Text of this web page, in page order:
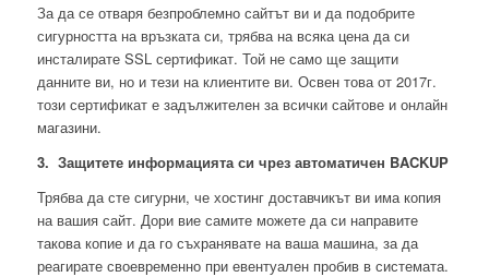
За да се отваря безпроблемно сайтът ви и да подобрите
сигурността на връзката си, трябва на всяка цена да си
инсталирате SSL сертификат. Той не само ще защити
данните ви, но и тези на клиентите ви. Освен това от 2017г.
този сертификат е задължителен за всички сайтове и онлайн
магазини.
3. Защитете информацията си чрез автоматичен BACKUP
Трябва да сте сигурни, че хостинг доставчикът ви има копия
на вашия сайт. Дори вие самите можете да си направите
такова копие и да го съхранявате на ваша машина, за да
реагирате своевременно при евентуален пробив в системата.